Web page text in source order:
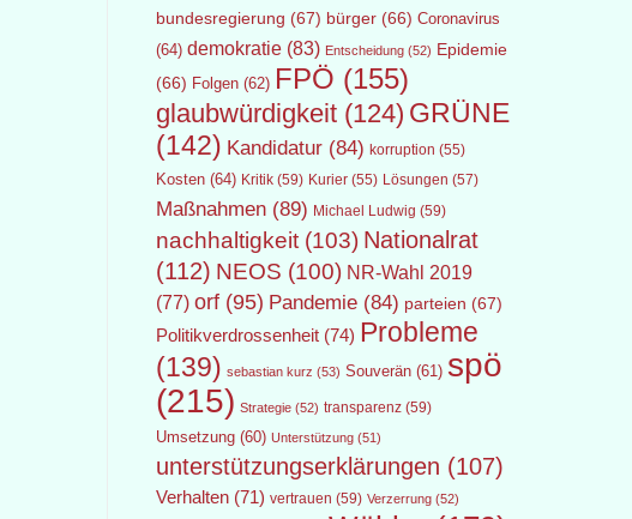
bundesregierung (67) bürger (66) Coronavirus
(64) demokratie (83) Entscheidung (52) Epidemie
(66) Folgen (62) FPÖ (155)
glaubwürdigkeit (124) GRÜNE
(142) Kandidatur (84) korruption (55)
Kosten (64) Kritik (59) Kurier (55) Lösungen (57)
Maßnahmen (89) Michael Ludwig (59)
nachhaltigkeit (103) Nationalrat
(112) NEOS (100) NR-Wahl 2019
(77) orf (95) Pandemie (84) parteien (67)
Politikverdrossenheit (74) Probleme
(139) sebastian kurz (53) Souverän (61) spö
(215) Strategie (52) transparenz (59)
Umsetzung (60) Unterstützung (51)
unterstützungserklärungen (107)
Verhalten (71) vertrauen (59) Verzerrung (52)